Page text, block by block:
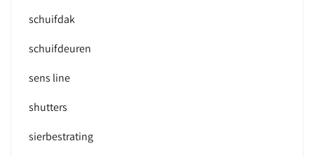
schuifdak
schuifdeuren
sens line
shutters
sierbestrating